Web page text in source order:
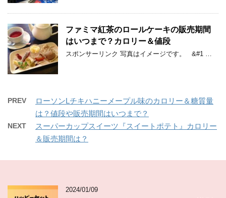
ファミマ紅茶のロールケーキの販売期間
はいつまで？カロリー＆値段
スポンサーリンク 写真はイメージです。 &#1 …
PREV
ローソンLチキハニーメープル味のカロリー＆糖質量
は？値段や販売期間はいつまで？
NEXT
スーパーカップスイーツ『スイートポテト』カロリー
＆販売期間は？
2024/01/09